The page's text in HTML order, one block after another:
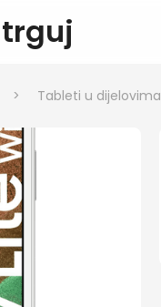
trguj
> Tableti u dijelovima